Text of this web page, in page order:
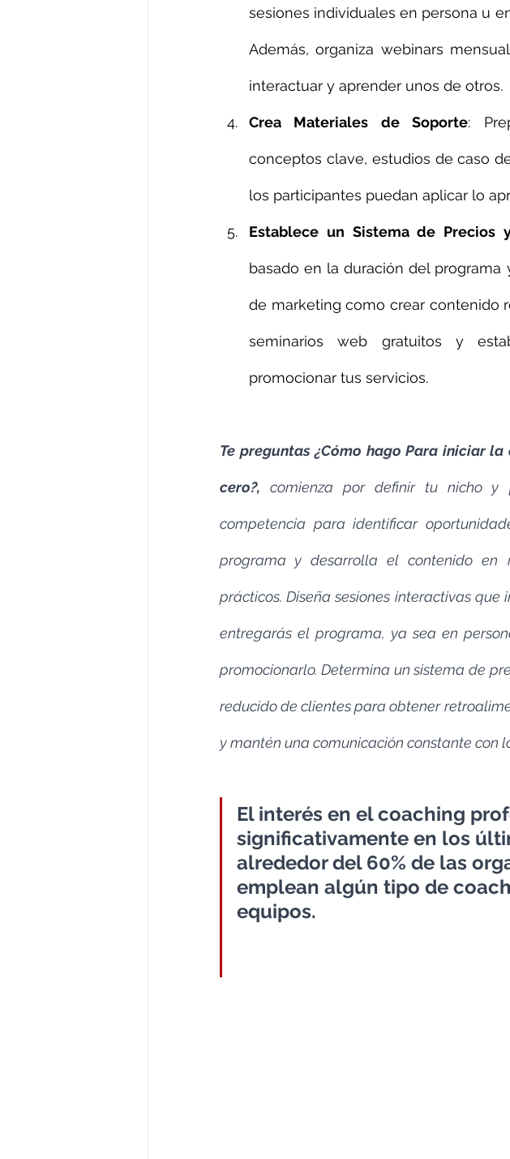
sesiones individuales en persona u
Además, organiza webinars
interactuar y aprender unos de otros.
Crea Materiales de Soporte:
conceptos clave, estudios de caso
los participantes puedan aplicar lo
Establece un Sistema de Precios
basado en la duración del
de marketing como crear contenido
seminarios web gratuitos y
promocionar tus servicios.
Te preguntas ¿Cómo hago Para iniciar
cero?, comienza por definir tu nicho y
competencia para identificar
programa y desarrolla el contenido en
prácticos. Diseña sesiones interactivas
entregarás el programa, ya sea en
promocionarlo. Determina un sistema de
reducido de clientes para obtener
y mantén una comunicación constante con
El interés en el coaching
significativamente en los
alrededor del 60% de las
emplean algún tipo de
equipos.